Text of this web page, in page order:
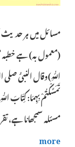
مسائل میں ہر
(معمول بہ) ہے خطبہ
اللّٰہِ)وقال النبیُّ
تَمَسَّکْتُمْ بِہِمَا: کِتَابَ
مسئلہ سمجھانا ہے،
more